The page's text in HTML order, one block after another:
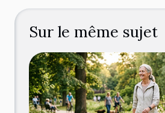
Sur le même sujet